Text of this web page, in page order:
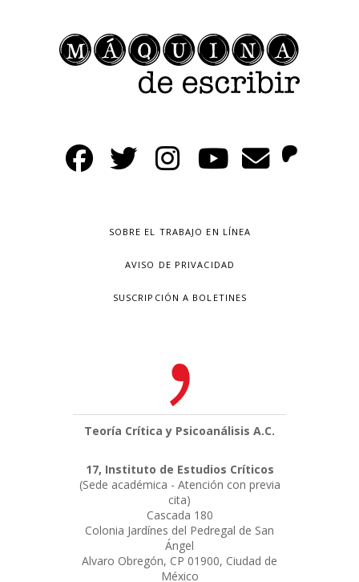
SOBRE EL TRABAJO EN LÍNEA
AVISO DE PRIVACIDAD
SUSCRIPCIÓN A BOLETINES
Teoría Crítica y Psicoanálisis A.C.
17, Instituto de Estudios Críticos
(Sede académica - Atención con previa
cita)
Cascada 180
Colonia Jardínes del Pedregal de San
Ángel
Alvaro Obregón, CP 01900, Ciudad de
México